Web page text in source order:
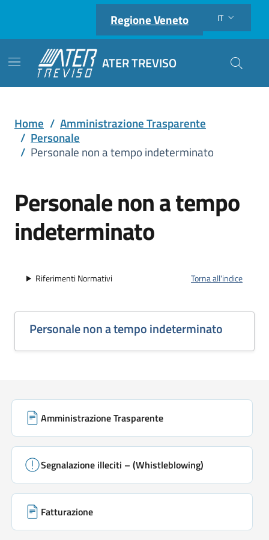
Regione Veneto Lingua attiva:
IT
ATER TREVISO Cerca
Home / Amministrazione Trasparente
/ Personale
/ Personale non a tempo indeterminato
Personale non a tempo
indeterminato
Torna all'indice
Riferimenti Normativi
Personale non a tempo indeterminato
Link di servizio
Amministrazione Trasparente
Segnalazione illeciti – (Whistleblowing)
Fatturazione